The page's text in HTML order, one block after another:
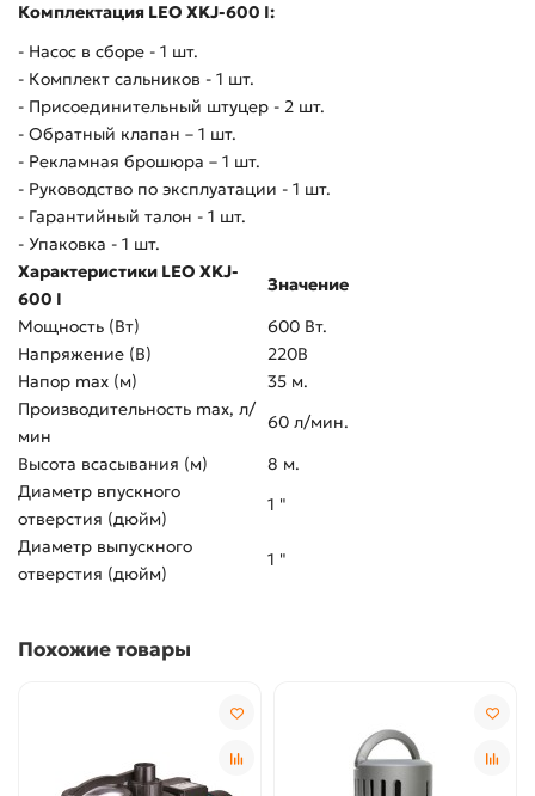
Комплектация LEO XKJ-600 I:
- Насос в сборе - 1 шт.
- Комплект сальников - 1 шт.
- Присоединительный штуцер - 2 шт.
- Обратный клапан – 1 шт.
- Рекламная брошюра – 1 шт.
- Руководство по эксплуатации - 1 шт.
- Гарантийный талон - 1 шт.
- Упаковка - 1 шт.
Характеристики LEO XKJ-
600 I
Значение
Мощность (Вт)
600 Вт.
Напряжение (В)
220В
Напор max (м)
35 м.
Производительность max, л/
мин
60 л/мин.
Высота всасывания (м)
8 м.
Диаметр впускного
отверстия (дюйм)
1 "
Диаметр выпускного
отверстия (дюйм)
1 "
Похожие товары